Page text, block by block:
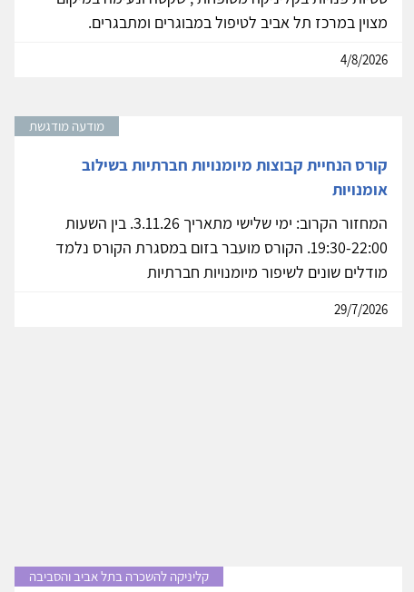
מצוין במרכז תל אביב לטיפול במבוגרים ומתבגרים.
4/8/2026
מודעה מודגשת
קורס הנחיית קבוצות מיומנויות חברתיות בשילוב
אומנויות
המחזור הקרוב: ימי שלישי מתאריך 3.11.26. בין השעות
19:30-22:00. הקורס מועבר בזום במסגרת הקורס נלמד
מודלים שונים לשיפור מיומנויות חברתיות
29/7/2026
קליניקה להשכרה בתל אביב והסביבה